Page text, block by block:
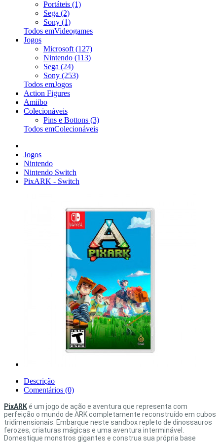
Portáteis (1)
Sega (2)
Sony (1)
Todos emVideogames
Jogos
Microsoft (127)
Nintendo (113)
Sega (24)
Sony (253)
Todos emJogos
Action Figures
Amiibo
Colecionáveis
Pins e Bottons (3)
Todos emColecionáveis
Jogos
Nintendo
Nintendo Switch
PixARK - Switch
Descrição
Comentários (0)
PixARKé um jogo de ação e aventura que representa com
perfeição o mundo de ARK completamente reconstruído em cubos
tridimensionais. Embarque neste sandbox repleto de dinossauros
ferozes, criaturas mágicas e uma aventura interminável.
Domestique monstros gigantes e construa sua própria base